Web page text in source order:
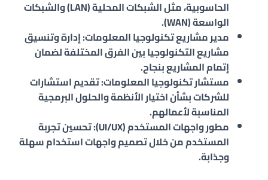
الحاسوبية، مثل الشبكات المحلية (LAN) والشبكات
الواسعة (WAN).
مدير مشاريع تكنولوجيا المعلومات: إدارة وتنسيق
مشاريع التكنولوجيا بين الفرق المختلفة لضمان
إتمام المشاريع بنجاح.
مستشار تكنولوجيا المعلومات: تقديم استشارات
للشركات بشأن اختيار الأنظمة والحلول البرمجية
المناسبة لأعمالهم.
مطور واجهات المستخدم (UI/UX): تحسين تجربة
المستخدم من خلال تصميم واجهات استخدام سهلة
وجذابة.